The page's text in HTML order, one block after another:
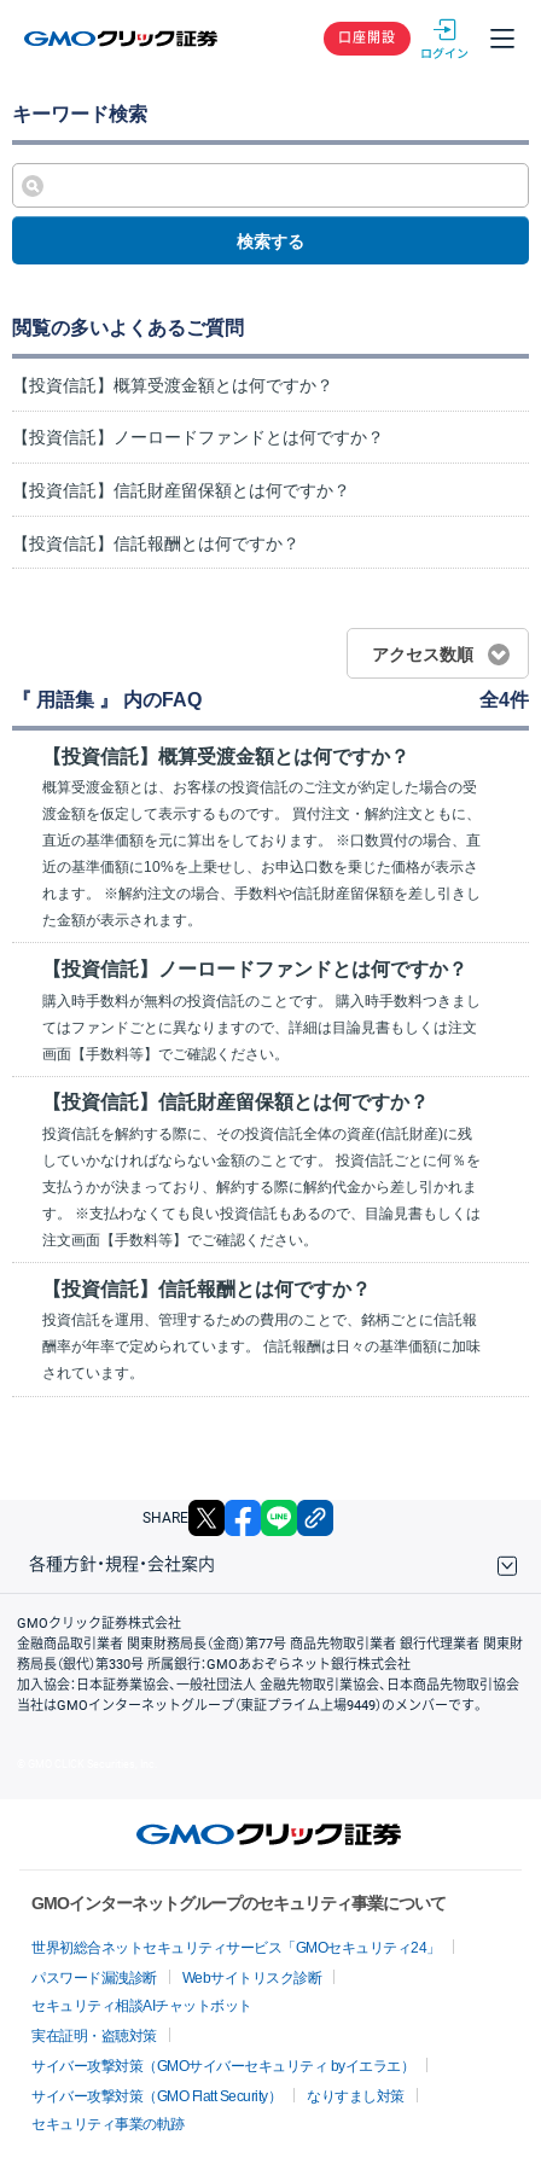
GMOクリック
口座開設
キーワード検索
検索する
閲覧の多いよくあるご質問
【投資信託】概算受渡金額とは何ですか？
【投資信託】ノーロードファンドとは何ですか？
【投資信託】信託財産留保額とは何ですか？
【投資信託】信託報酬とは何ですか？
アクセス数順
『 用語集 』 内のFAQ 全4件
【投資信託】概算受渡金額とは何ですか？
概算受渡金額とは、お客様の投資信託のご注文が約定した場合の受
渡金額を仮定して表示するものです。 買付注文・解約注文ともに、
直近の基準価額を元に算出をしております。 ※口数買付の場合、直
近の基準価額に10%を上乗せし、お申込口数を乗じた価格が表示さ
れます。 ※解約注文の場合、手数料や信託財産留保額を差し引きし
た金額が表示されます。
【投資信託】ノーロードファンドとは何ですか？
購入時手数料が無料の投資信託のことです。 購入時手数料つきまし
てはファンドごとに異なりますので、詳細は目論見書もしくは注文
画面【手数料等】でご確認ください。
【投資信託】信託財産留保額とは何ですか？
投資信託を解約する際に、その投資信託全体の資産(信託財産)に残
していかなければならない金額のことです。 投資信託ごとに何％を
支払うかが決まっており、解約する際に解約代金から差し引かれま
す。 ※支払わなくても良い投資信託もあるので、目論見書もしくは
注文画面【手数料等】でご確認ください。
【投資信託】信託報酬とは何ですか？
投資信託を運用、管理するための費用のことで、銘柄ごとに信託報
酬率が年率で定められています。 信託報酬は日々の基準価額に加味
されています。
SHARE X facebook
各種方針・規程・会社案内
取引規程・約款
サイトマップ
その他のご案内
個人情報保護方針
最良執行方針
サイトのご利用について
ディスクレイマー
信託保全
リスク説明
会社案内
GMOクリック証券株式会社
金融商品取引業者 関東財務局長（金商）第77号 商品先物取引業者 銀行代理業者 関東財
務局長（銀代）第330号 所属銀行：GMOあおぞらネット銀行株式会社
加入協会：日本証券業協会、一般社団法人 金融先物取引業協会、日本商品先物取引協会
当社はGMOインターネットグループ（東証プライム上場9449）のメンバーです。
GMOインターネットグループのセキュリティ事業について
世界初総合ネットセキュリティサービス「GMOセキュリティ24」
パスワード漏洩診断
Webサイトリスク診断
セキュリティ相談AIチャットボット
実在証明・盗聴対策
サイバー攻撃対策（GMOサイバーセキュリティ byイエラエ）
サイバー攻撃対策（GMO Flatt Security）
なりすまし対策
セキュリティ事業の軌跡